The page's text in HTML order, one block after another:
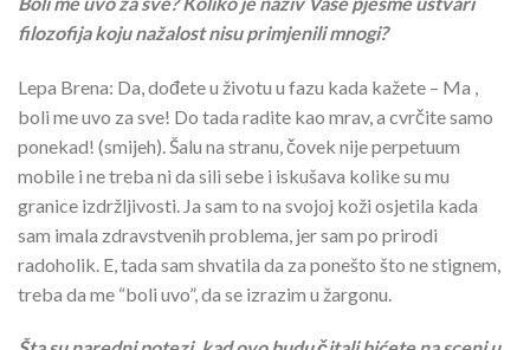
filozofija koju nažalost nisu primjenili mnogi?
Lepa Brena: Da, dođete u životu u fazu kada kažete – Ma ,
boli me uvo za sve! Do tada radite kao mrav, a cvrčite samo
ponekad! (smijeh). Šalu na stranu, čovek nije perpetuum
mobile i ne treba ni da sili sebe i iskušava kolike su mu
granice izdržljivosti. Ja sam to na svojoj koži osjetila kada
sam imala zdravstvenih problema, jer sam po prirodi
radoholik. E, tada sam shvatila da za ponešto što ne stignem,
treba da me “boli uvo”, da se izrazim u žargonu.